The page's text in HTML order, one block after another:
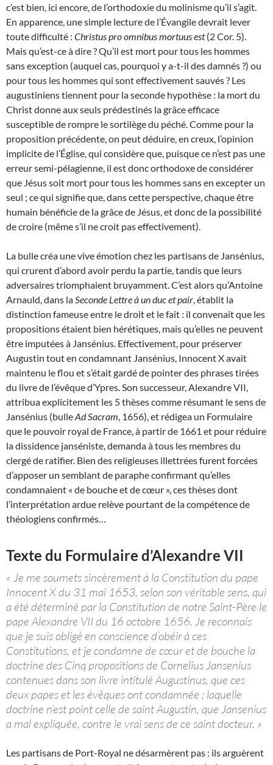
c’est bien, ici encore, de l’orthodoxie du molinisme qu’il s’agit.
En apparence, une simple lecture de l’Évangile devrait lever
toute difficulté : Christus pro omnibus mortuus est(2 Cor. 5).
Mais qu’est-ce à dire ? Qu’il est mort pour tous les hommes
sans exception (auquel cas, pourquoi y a-t-il des damnés ?) ou
pour tous les hommes qui sont effectivement sauvés ? Les
augustiniens tiennent pour la seconde hypothèse : la mort du
Christ donne aux seuls prédestinés la grâce efficace
susceptible de rompre le sortilège du péché. Comme pour la
proposition précédente, on peut déduire, en creux, l’opinion
implicite de l’Église, qui considère que, puisque ce n’est pas une
erreur semi-pélagienne, il est donc orthodoxe de considérer
que Jésus soit mort pour tous les hommes sans en excepter un
seul ; ce qui signifie que, dans cette perspective, chaque être
humain bénéficie de la grâce de Jésus, et donc de la possibilité
de croire (même s’il ne croit pas effectivement).
La bulle créa une vive émotion chez les partisans de Jansénius,
qui crurent d’abord avoir perdu la partie, tandis que leurs
adversaires triomphaient bruyamment. C’est alors qu’Antoine
Arnauld, dans la Seconde Lettre à un duc et pair , établit la
distinction fameuse entre le droit et le fait : il convenait que les
propositions étaient bien hérétiques, mais qu’elles ne peuvent
être imputées à Jansénius. Effectivement, pour préserver
Augustin tout en condamnant Jansénius, Innocent X avait
maintenu le flou et s’était gardé de pointer des phrases tirées
du livre de l’évêque d’Ypres. Son successeur, Alexandre VII,
attribua explicitement les 5 thèses comme résumant le sens de
Jansénius (bulleAd Sacram , 1656), et rédigea un Formulaire
que le pouvoir royal de France, à partir de 1661 et pour réduire
la dissidence janséniste, demanda à tous les membres du
clergé de ratifier. Bien des religieuses illettrées furent forcées
d’apposer un semblant de paraphe confirmant qu’elles
condamnaient « de bouche et de cœur », ces thèses dont
l’interprétation ardue relève pourtant de la compétence de
théologiens confirmés…
Texte du Formulaire d’Alexandre VII
« Je me soumets sincèrement à la Constitution du pape
Innocent X du 31 mai 1653, selon son véritable sens, qui
a été déterminé par la Constitution de notre Saint-Père le
pape Alexandre VII du 16 octobre 1656. Je reconnais
que je suis obligé en conscience d’obéir à ces
Constitutions, et je condamne de cœur et de bouche la
doctrine des Cinq propositions de Cornelius Jansenius
contenues dans son livre intitulé Augustinus, que ces
deux papes et les évêques ont condamnée ; laquelle
doctrine n’est point celle de saint Augustin, que Jansenius
a mal expliquée, contre le vrai sens de ce saint docteur. »
Les partisans de Port-Royal ne désarmèrent pas : ils arguèrent